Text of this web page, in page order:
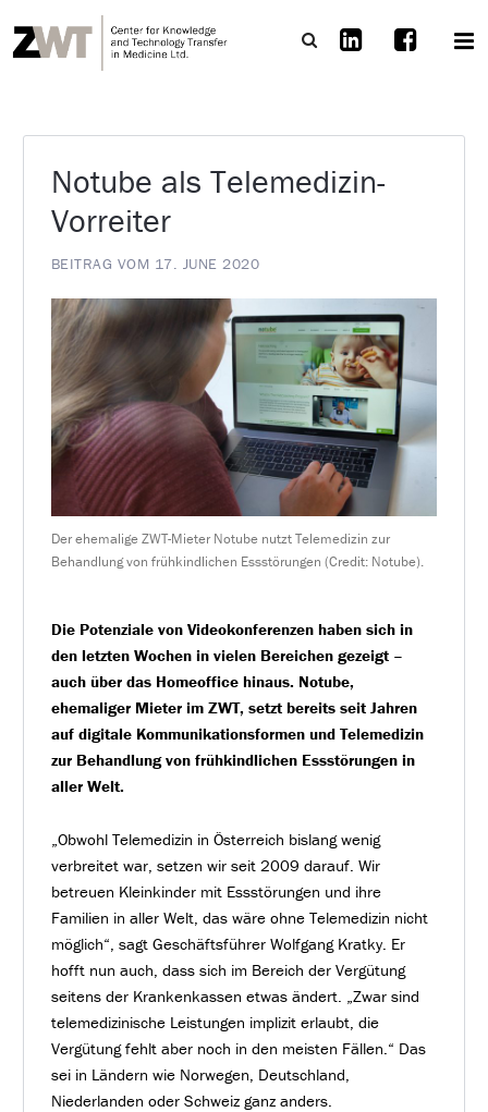
Notube als Telemedizin-
Vorreiter
BEITRAG VOM 17. JUNE 2020
Der ehemalige ZWT-Mieter Notube nutzt Telemedizin zur
Behandlung von frühkindlichen Essstörungen (Credit: Notube).
Die Potenziale von Videokonferenzen haben sich in
den letzten Wochen in vielen Bereichen gezeigt –
auch über das Homeoffice hinaus. Notube,
ehemaliger Mieter im ZWT, setzt bereits seit Jahren
auf digitale Kommunikationsformen und Telemedizin
zur Behandlung von frühkindlichen Essstörungen in
aller Welt.
„Obwohl Telemedizin in Österreich bislang wenig
verbreitet war, setzen wir seit 2009 darauf. Wir
betreuen Kleinkinder mit Essstörungen und ihre
Familien in aller Welt, das wäre ohne Telemedizin nicht
möglich“, sagt Geschäftsführer Wolfgang Kratky. Er
hofft nun auch, dass sich im Bereich der Vergütung
seitens der Krankenkassen etwas ändert. „Zwar sind
telemedizinische Leistungen implizit erlaubt, die
Vergütung fehlt aber noch in den meisten Fällen.“ Das
sei in Ländern wie Norwegen, Deutschland,
Niederlanden oder Schweiz ganz anders.